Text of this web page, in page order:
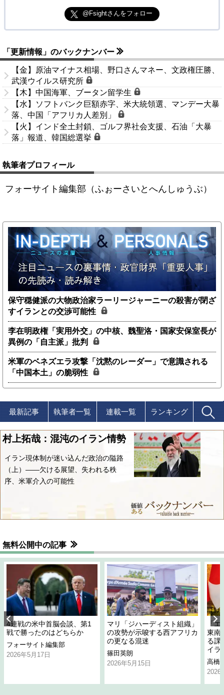
@Fsightさんをフォロー
「更新情報」のバックナンバー
【金】原油マイナス相場、野口さんマネー、文政権圧勝、
武漢ウイルス研究所
【木】中国海軍、ブータン留学生
【水】ソフトバンク巨額赤字、米大統領選、マンデー大暴
落、中国「アフリカ人差別」
【火】インド全土封鎖、ゴルフ界社会支援、石油「大暴
落」報道、韓国総選挙
執筆者プロフィール
フォーサイト編集部（ふぉーさいとへんしゅうぶ）
保守穏健派の大物政治家ラーリージャーニーの殺害が閉ざ
すイランとの交渉可能性
李在明政権「実用外交」の中核、魏聖洛・国家安保室長が
異例の「自主派」批判
米軍のベネズエラ攻撃「沈黙のレーダー」で意識される
「中国本土」の脆弱性
最新記事 執筆者一覧 連載一覧 ランキング
村上拓哉：混沌のイラン情勢
イラン現体制が迷い込んだ政治の隘路
（上）――欠ける展望、失われる秩
序、米軍介入の可能性
無料公開中の記事
4連戦の米中首脳会談、第1
戦で勝ったのはどちらか
フォーサイト編集部
2026年5月17日
マリ「ジハーディスト組織」
の攻勢が示唆する西アフリカ
の更なる混迷
篠田英朗
2026年5月15日
「
東南
る課
イラ
高橋
2026